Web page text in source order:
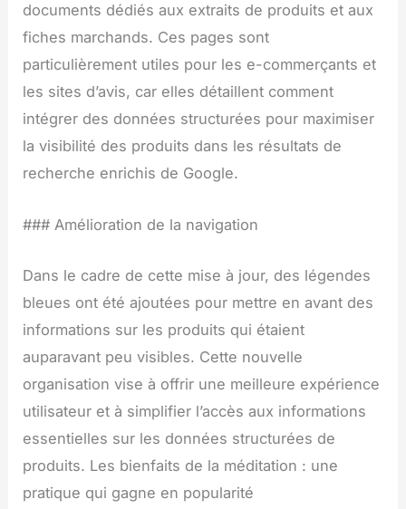
documents dédiés aux extraits de produits et aux
fiches marchands. Ces pages sont
particulièrement utiles pour les e-commerçants et
les sites d’avis, car elles détaillent comment
intégrer des données structurées pour maximiser
la visibilité des produits dans les résultats de
recherche enrichis de Google.
### Amélioration de la navigation
Dans le cadre de cette mise à jour, des légendes
bleues ont été ajoutées pour mettre en avant des
informations sur les produits qui étaient
auparavant peu visibles. Cette nouvelle
organisation vise à offrir une meilleure expérience
utilisateur et à simplifier l’accès aux informations
essentielles sur les données structurées de
produits. Les bienfaits de la méditation : une
pratique qui gagne en popularité